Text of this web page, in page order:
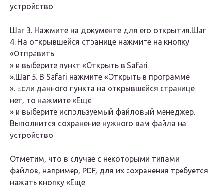
устройство.
Шаг 3. Нажмите на документе для его открытия.Шаг
4. На открывшейся странице нажмите на кнопку
«Отправить
» и выберите пункт «Открыть в Safari
».Шаг 5. В Safari нажмите «Открыть в программе
». Если данного пункта на открывшейся странице
нет, то нажмите «Еще
» и выберите используемый файловый менеджер.
Выполнится сохранение нужного вам файла на
устройство.
Отметим, что в случае с некоторыми типами
файлов, например, PDF, для их сохранения требуется
нажать кнопку «Еще